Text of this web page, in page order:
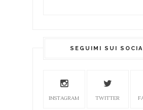
SEGUIMI SUI
INSTAGRAM TWITTER